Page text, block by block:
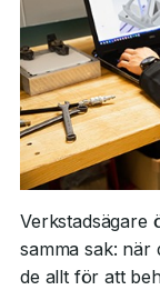
Verkstadsägare
samma sak: när
de allt för att